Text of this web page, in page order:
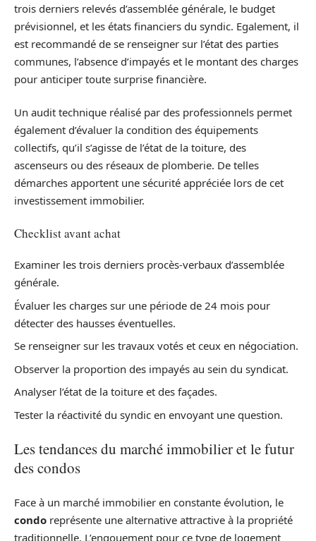
trois derniers relevés d’assemblée générale, le budget
prévisionnel, et les états financiers du syndic. Egalement, il
est recommandé de se renseigner sur l’état des parties
communes, l’absence d’impayés et le montant des charges
pour anticiper toute surprise financière.
Un audit technique réalisé par des professionnels permet
également d’évaluer la condition des équipements
collectifs, qu’il s’agisse de l’état de la toiture, des
ascenseurs ou des réseaux de plomberie. De telles
démarches apportent une sécurité appréciée lors de cet
investissement immobilier.
Checklist avant achat
Examiner les trois derniers procès-verbaux d’assemblée
générale.
Évaluer les charges sur une période de 24 mois pour
détecter des hausses éventuelles.
Se renseigner sur les travaux votés et ceux en négociation.
Observer la proportion des impayés au sein du syndicat.
Analyser l’état de la toiture et des façades.
Tester la réactivité du syndic en envoyant une question.
Les tendances du marché immobilier et le futur
des condos
Face à un marché immobilier en constante évolution, le
condo représente une alternative attractive à la propriété
traditionnelle. L’engouement pour ce type de logement